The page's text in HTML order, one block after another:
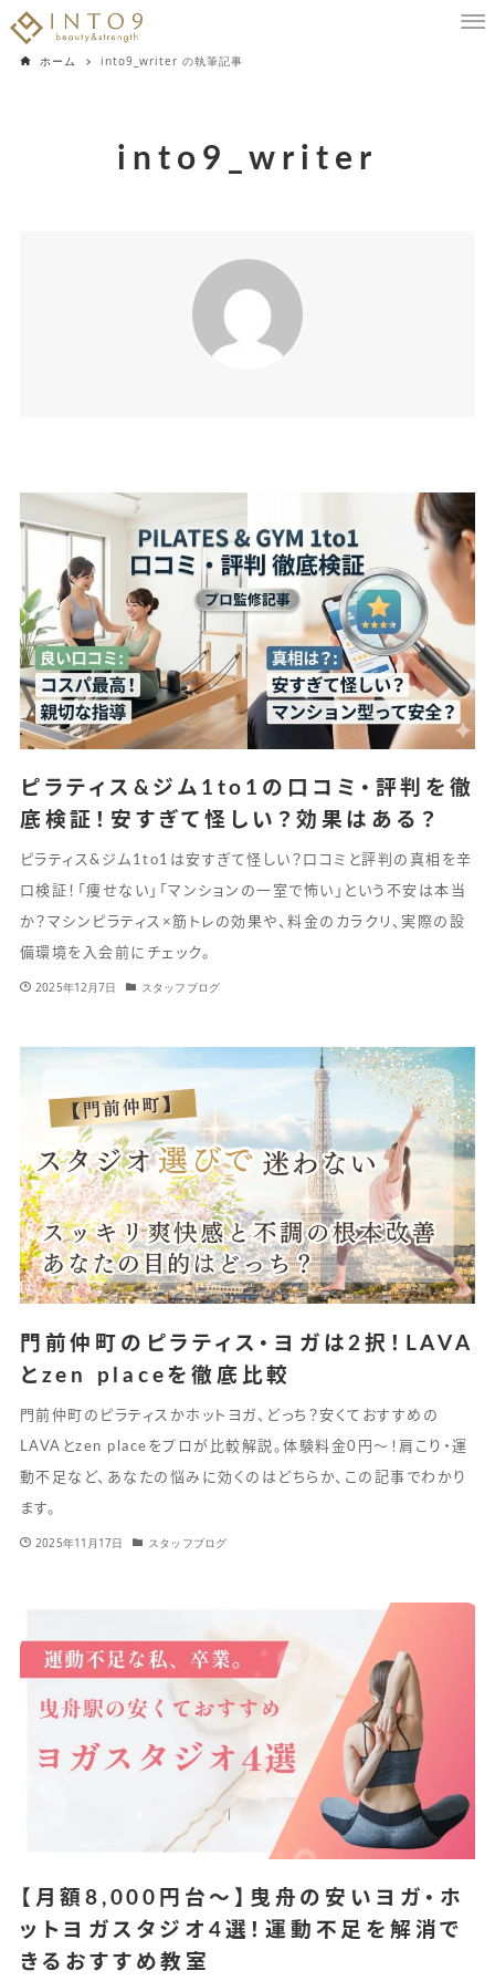
ホーム into9_writer の執筆記事
into9_writer
ピラティス&ジム1to1の口コミ・評判を徹
底検証！安すぎて怪しい？効果はある？
ピラティス&ジム1to1は安すぎて怪しい？口コミと評判の真相を辛
口検証！「痩せない」「マンションの一室で怖い」という不安は本当
か？マシンピラティス×筋トレの効果や、料金のカラクリ、実際の設
備環境を入会前にチェック。
2025年12月7日 スタッフブログ
門前仲町のピラティス・ヨガは2択！LAVA
とzen placeを徹底比較
門前仲町のピラティスかホットヨガ、どっち？安くておすすめの
LAVAとzen placeをプロが比較解説。体験料金0円〜！肩こり・運
動不足など、あなたの悩みに効くのはどちらか、この記事でわかり
ます。
2025年11月17日 スタッフブログ
【月額8,000円台〜】曳舟の安いヨガ・ホ
ットヨガスタジオ4選！運動不足を解消で
きるおすすめ教室